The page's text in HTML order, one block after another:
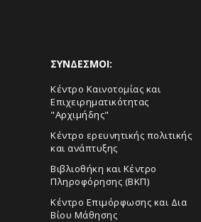
ΣΥΝΔΕΣΜΟΙ:
Κέντρο Καινοτομίας και
Επιχειρηματικότητας
"Αρχιμήδης"
Κέντρο ερευνητικής πολιτικής
και ανάπτυξης
Βιβλιοθήκη και Κέντρο
Πληροφόρησης (ΒΚΠ)
Κέντρο Επιμόρφωσης και Δια
Βίου Μάθησης